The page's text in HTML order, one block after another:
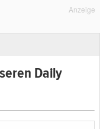
Anzeige
Daily